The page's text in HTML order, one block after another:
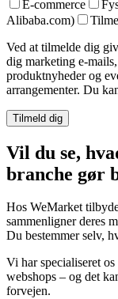
E-commerce
Alibaba.com)
Ved at tilmelde dig
dig marketing e-
produktnyheder og
arrangementer. Du
Vil du se,
branche gør
Hos WeMarket
sammenligner deres
Du bestemmer selv,
Vi har specialiseret
webshops – og det
forvejen.